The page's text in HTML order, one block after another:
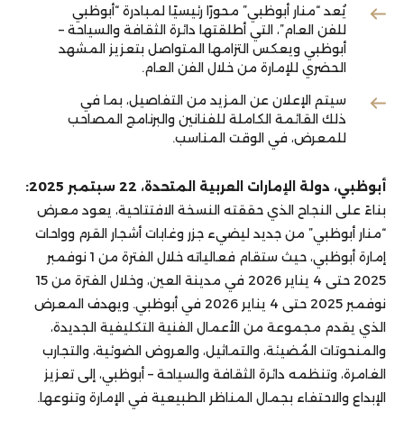
يُعد “منار أبوظبي” محورًا رئيسيًا لمبادرة “أبوظبي
للفن العام”، التي أطلقتها دائرة الثقافة والسياحة –
أبوظبي ويعكس التزامها المتواصل بتعزيز المشهد
الحضري للإمارة من خلال الفن العام.
سيتم الإعلان عن المزيد من التفاصيل، بما في
ذلك القائمة الكاملة للفنانين والبرنامج المصاحب
للمعرض، في الوقت المناسب.
أبوظبي، دولة الإمارات العربية المتحدة، 22 سبتمبر 2025:
بناءً على النجاح الذي حققته النسخة الافتتاحية، يعود معرض
“منار أبوظبي” من جديد ليضيء جزر وغابات أشجار القرم وواحات
إمارة أبوظبي، حيث ستقام فعالياته خلال الفترة من 1 نوفمبر
2025 حتى 4 يناير 2026 في مدينة العين، وخلال الفترة من 15
نوفمبر 2025 حتى 4 يناير 2026 في أبوظبي. ويهدف المعرض
الذي يقدم مجموعة من الأعمال الفنية التكليفية الجديدة،
والمنحوتات المُضيئة، والتماثيل، والعروض الضوئية، والتجارب
الغامرة، وتنظمه دائرة الثقافة والسياحة – أبوظبي، إلى تعزيز
الإبداع والاحتفاء بجمال المناظر الطبيعية في الإمارة وتنوعها.